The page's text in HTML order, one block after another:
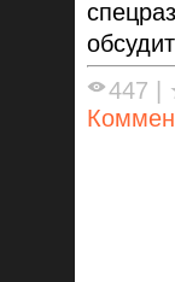
447